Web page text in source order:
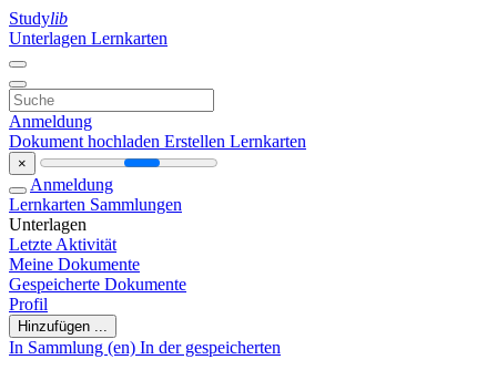
Studylib
Unterlagen Lernkarten
Anmeldung
Dokument hochladen Erstellen Lernkarten
×
Anmeldung
Lernkarten Sammlungen
Unterlagen
Letzte Aktivität
Meine Dokumente
Gespeicherte Dokumente
Profil
Hinzufügen ...
In Sammlung (en) In der gespeicherten